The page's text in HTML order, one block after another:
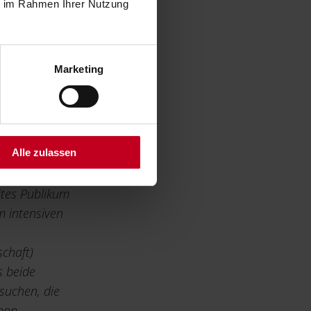
Rahmen Ihrer Nutzung
Marketing
Alle zulassen
fundiert
messen
Publikum
intensiven
beide
die